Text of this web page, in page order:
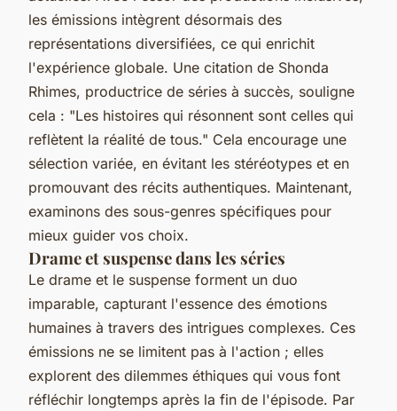
les émissions intègrent désormais des
représentations diversifiées, ce qui enrichit
l'expérience globale. Une citation de Shonda
Rhimes, productrice de séries à succès, souligne
cela : "Les histoires qui résonnent sont celles qui
reflètent la réalité de tous." Cela encourage une
sélection variée, en évitant les stéréotypes et en
promouvant des récits authentiques. Maintenant,
examinons des sous-genres spécifiques pour
mieux guider vos choix.
Drame et suspense dans les séries
Le drame et le suspense forment un duo
imparable, capturant l'essence des émotions
humaines à travers des intrigues complexes. Ces
émissions ne se limitent pas à l'action ; elles
explorent des dilemmes éthiques qui vous font
réfléchir longtemps après la fin de l'épisode. Par